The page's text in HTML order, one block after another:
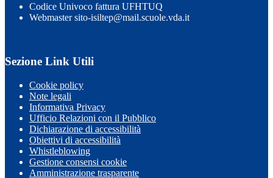
Codice Univoco fattura UFHTUQ
Webmaster sito-isiltep@mail.scuole.vda.it
Sezione Link Utili
Cookie policy
Note legali
Informativa Privacy
Ufficio Relazioni con il Pubblico
Dichiarazione di accessibilità
Obiettivi di accessibilità
Whistleblowing
Gestione consensi cookie
Amministrazione trasparente